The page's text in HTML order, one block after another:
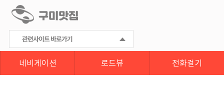
네비게이션 로드뷰 전화걸기
개인정보처리방침
(우)39281 경북 구미시 송정대로 55(송정동)